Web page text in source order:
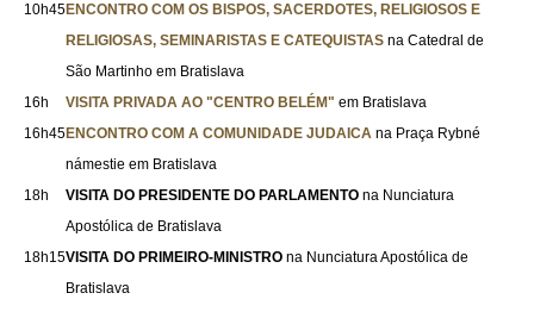
10h45ENCONTRO COM OS BISPOS, SACERDOTES, RELIGIOSOS E
RELIGIOSAS, SEMINARISTAS E CATEQUISTAS na Catedral de
São Martinho em Bratislava
16h
VISITA PRIVADA AO "CENTRO BELÉM" em Bratislava
16h45ENCONTRO COM A COMUNIDADE JUDAICA na Praça Rybné
námestie em Bratislava
18h
VISITA DO PRESIDENTE DO PARLAMENTO na Nunciatura
Apostólica de Bratislava
18h15VISITA DO PRIMEIRO-MINISTRO na Nunciatura Apostólica de
Bratislava